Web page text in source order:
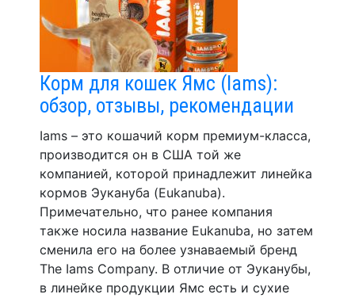
Корм для кошек Ямс (Iams):
обзор, отзывы, рекомендации
Iams – это кошачий корм премиум-класса,
производится он в США той же
компанией, которой принадлежит линейка
кормов Эукануба (Eukanuba).
Примечательно, что ранее компания
также носила название Eukanuba, но затем
сменила его на более узнаваемый бренд
The Iams Company. В отличие от Эуканубы,
в линейке продукции Ямс есть и сухие